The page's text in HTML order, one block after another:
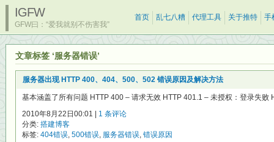
IGFW
GFW曰：“爱我就别不伤害我”
首页 乱七八糟 代理工具 关于推特 手
文章标签 ‘服务器错误’
服务器出现 HTTP 400、404、500、502 错误原因及解决方法
基本涵盖了所有问题 HTTP 400 – 请求无效 HTTP 401.1 – 未授权：登录失败
2010年8月22日00:01 | 1 条评论
分类: 搭建博客
标签: 404错误, 500错误, 服务器错误, 错误原因